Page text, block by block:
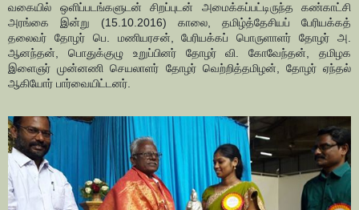
வகையில் ஒளிப்படங்களுடன் சிறப்புடன் அமைக்கப்பட்டிருந்த கண்காட்சி
அரங்கை இன்று (15.10.2016) காலை, தமிழ்த்தேசியப் பேரியக்கத்
தலைவர் தோழர் பெ. மணியரசன், பேரியக்கப் பொருளாளர் தோழர் அ.
ஆனந்தன், பொதுக்குழு உறுப்பினர் தோழர் வி. கோவேந்தன், தமிழக
இளைஞர் முன்னணி செயலாளர் தோழர் வெற்றித்தமிழன், தோழர் ஏந்தல்
ஆகியோர் பார்வையிட்டனர்.